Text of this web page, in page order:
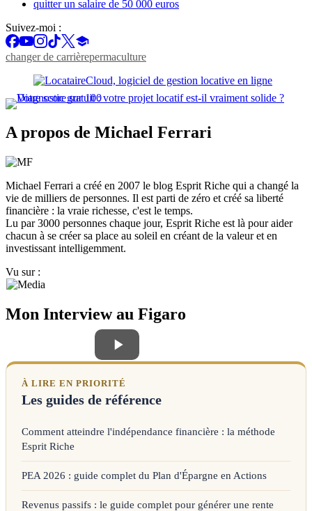
quitter un salaire de 50 000 euros
Suivez-moi :
changer de carrièrepermaculture
A propos de Michael Ferrari
Michael Ferrari a créé en 2007 le blog Esprit Riche qui a changé la
vie de milliers de personnes. Il est parti de zéro et créé sa liberté
financière : la vraie richesse, c'est le temps.
Lu par 3000 personnes chaque jour, Esprit Riche est là pour aider
chacun à se créer sa place au soleil en créant de la valeur et en
investissant intelligemment.
Vu sur :
Mon Interview au Figaro
À LIRE EN PRIORITÉ
Les guides de référence
Comment atteindre l'indépendance financière : la méthode
Esprit Riche
PEA 2026 : guide complet du Plan d'Épargne en Actions
Revenus passifs : le guide complet pour générer une rente